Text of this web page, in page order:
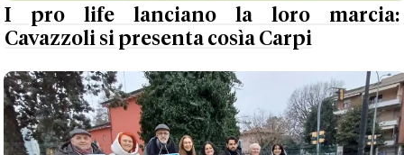
I pro life lanciano la loro marcia:
Cavazzoli si presenta cosìa Carpi